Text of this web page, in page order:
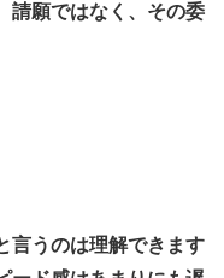
請願ではなく、その委
言うのは理解できます